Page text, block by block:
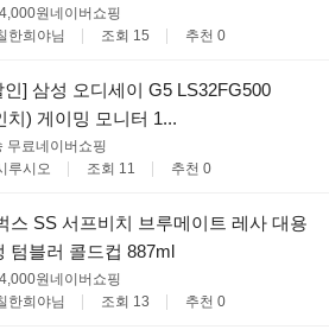
원네이버쇼핑
한희야님 조회 15 추천 0
인] 삼성 오디세이 G5 LS32FG500
치) 게이밍 모니터 1...
무료네이버쇼핑
루시오 조회 11 추천 0
스 SS 서프비치 브루메이트 레사 대용
텀블러 콜드컵 887ml
원네이버쇼핑
한희야님 조회 13 추천 0